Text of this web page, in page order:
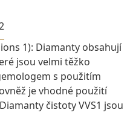
1): Diamanty obsahují
jsou velmi těžko
s použitím
je vhodné použití
čistoty VVS1 jsou